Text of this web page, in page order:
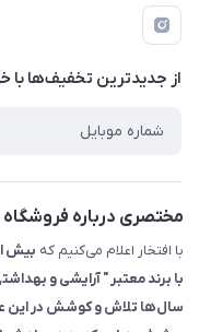
09229839700 - 08338354666
کرمانشاه ، بلوار نوبهار ، بین کوی ۱۱۰ و ۱۱۲ ،
از جدید‌ترین تخفیف‌ها با‌
مختصری درباره فروشگاه
با افتخار اعلام می‌کنیم که
با برند معتبر " آرایشی و بهداشتی
سال‌ها تلاش و کوشش در این